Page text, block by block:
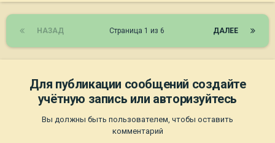
НАЗАД ДАЛЕЕ
Страница 1 из 6
Для публикации сообщений создайте
учётную запись или авторизуйтесь
Вы должны быть пользователем, чтобы оставить
комментарий